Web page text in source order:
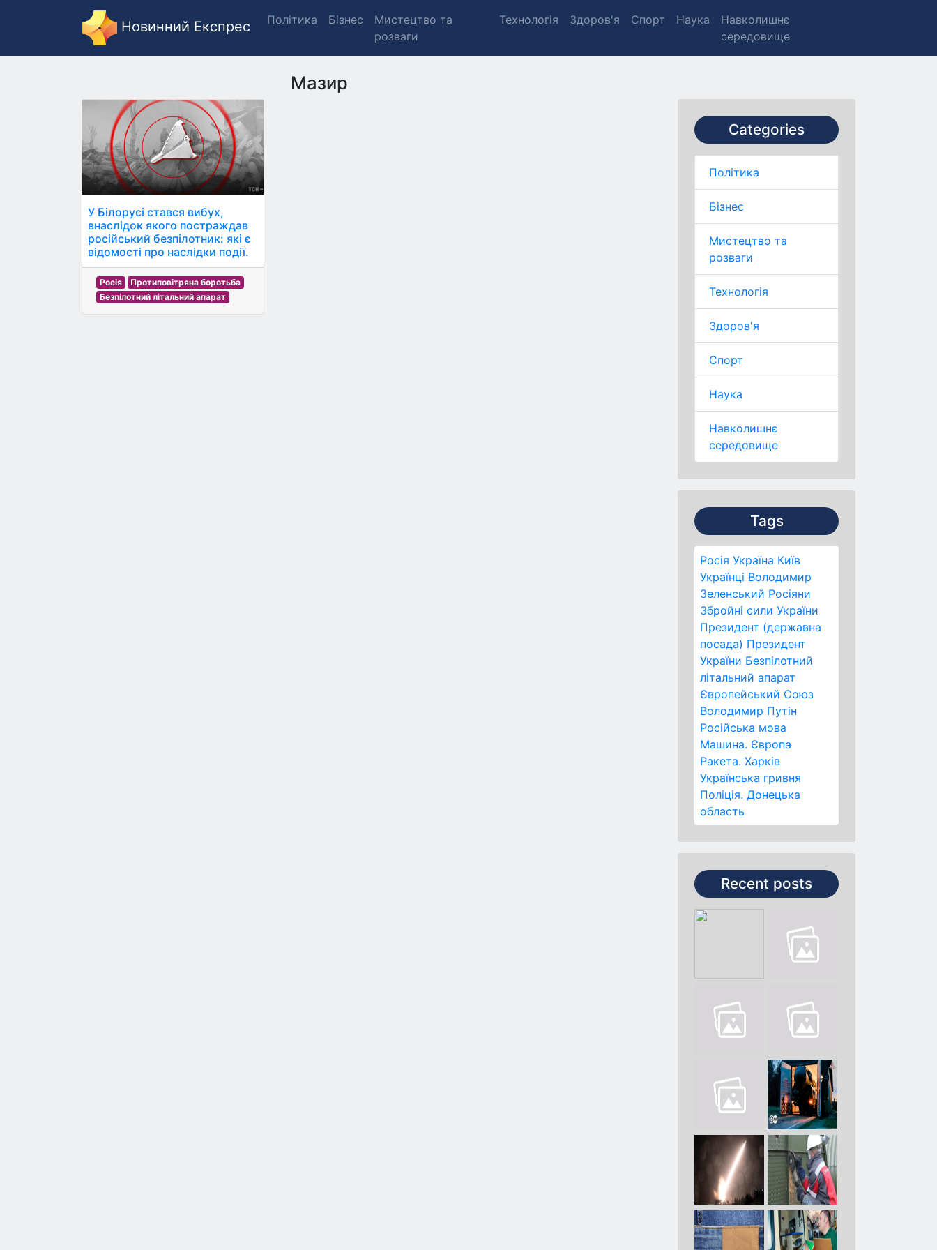
Новинний Експрес Політика Бізнес
Мистецтво та
розваги
Технологія Здоров'я Спорт Наука
Навколишнє
середовище
Мазир
Categories
Політика
Бізнес
Мистецтво та
розваги
Технологія
Здоров'я
Спорт
Наука
Навколишнє
середовище
Tags
Росія Україна Київ
Українці Володимир
Зеленський Росіяни
Збройні сили України
Президент (державна
посада) Президент
України Безпілотний
літальний апарат
Європейський Союз
Володимир Путін
Російська мова
Машина. Європа
Ракета. Харків
Українська гривня
Поліція. Донецька
область
Recent posts
У Білорусі стався вибух,
внаслідок якого постраждав
російський безпілотник: які є
відомості про наслідки події.
Росія
Протиповітряна боротьба
Безпілотний літальний апарат